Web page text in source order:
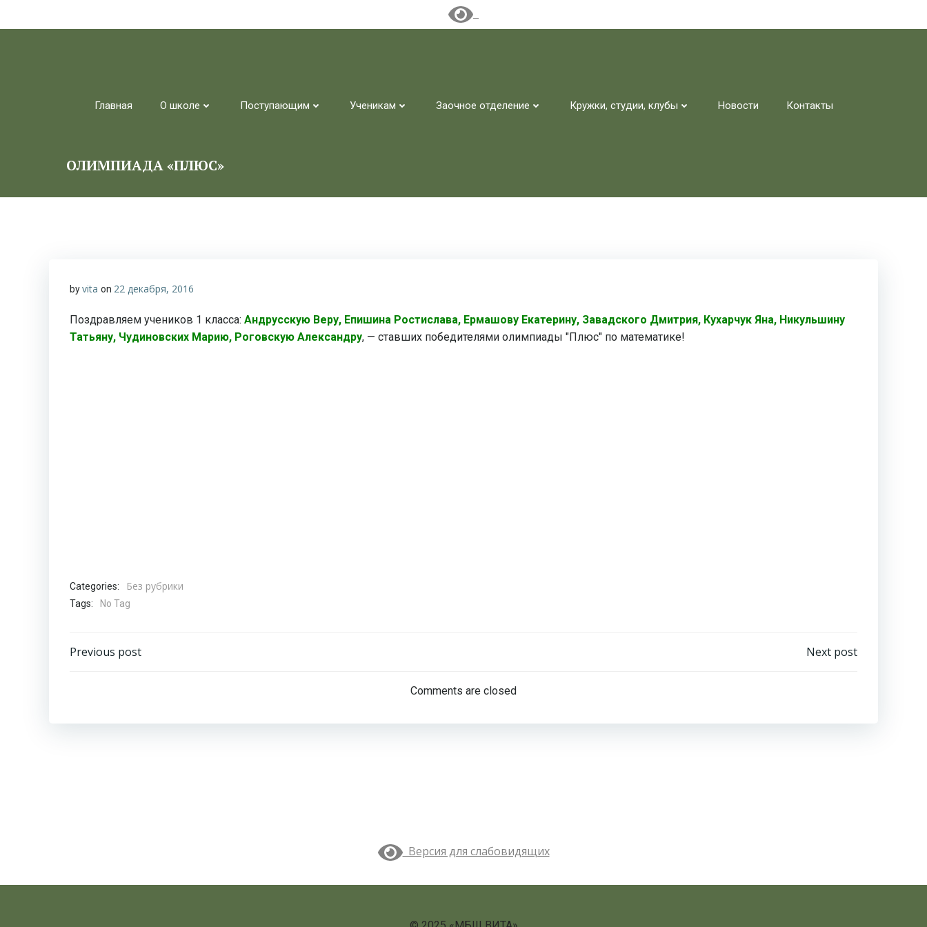
Главная О школе Поступающим Ученикам Заочное отделение Кружки, студии, клубы Новости Контакты
ОЛИМПИАДА «ПЛЮС»
byvita on 22 декабря, 2016
Поздравляем учеников 1 класса: Андрусскую Веру, Епишина Ростислава, Ермашову Екатерину, Завадского Дмитрия, Кухарчук Яна, Никульшину
Татьяну, Чудиновских Марию, Роговскую Александру, — ставших победителями олимпиады "Плюс" по математике!
Categories: Без рубрики
Tags: No Tag
Навигация
записям
Previous post
по
записям
Next post
Comments are closed
Версия для слабовидящих